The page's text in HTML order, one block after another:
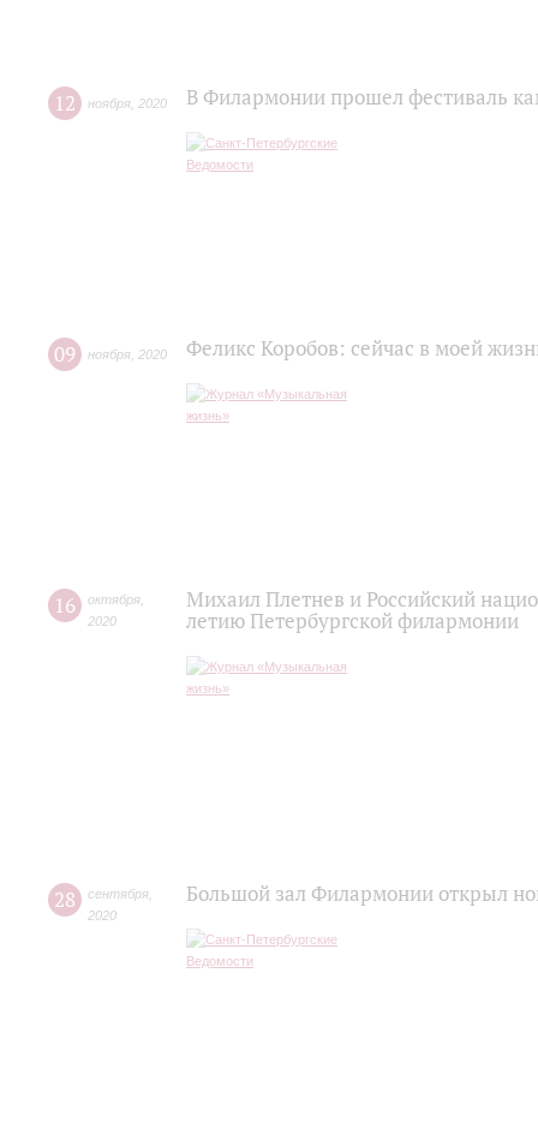
12 ноября 2020 В Филармонии прошел фестиваль
09 ноября 2020 Феликс Коробов: сейчас в моей
16 октября
2020
Михаил Плетнев и Российский
летию Петербургской филармонии
28 сентября
2020
Большой зал Филармонии открыл